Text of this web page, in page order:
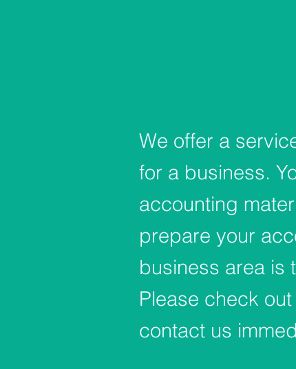
We offer a
for a business.
accounting
prepare your
business area is
Please check
contact us